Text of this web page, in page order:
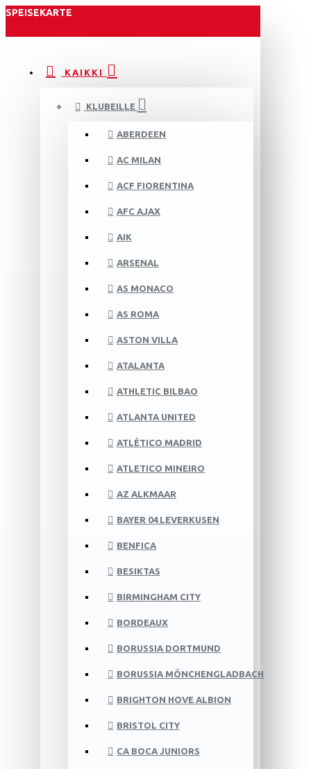
SPEISEKARTE
KAIKKI
KLUBEILLE
ABERDEEN
AC MILAN
ACF FIORENTINA
AFC AJAX
AIK
ARSENAL
AS MONACO
AS ROMA
ASTON VILLA
ATALANTA
ATHLETIC BILBAO
ATLANTA UNITED
ATLÉTICO MADRID
ATLETICO MINEIRO
AZ ALKMAAR
BAYER 04 LEVERKUSEN
BENFICA
BESIKTAS
BIRMINGHAM CITY
BORDEAUX
BORUSSIA DORTMUND
BORUSSIA MÖNCHENGLADBACH
BRIGHTON HOVE ALBION
BRISTOL CITY
CA BOCA JUNIORS